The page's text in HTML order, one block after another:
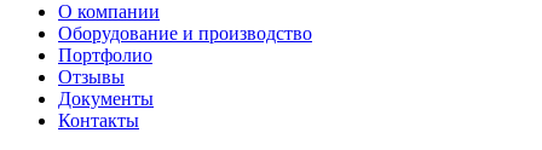
О компании
Оборудование и производство
Портфолио
Отзывы
Документы
Контакты